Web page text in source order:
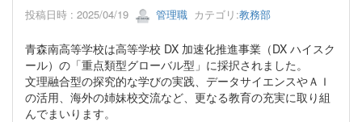
投稿日時 : 2025/04/19 管理職 カテゴリ:教務部
青森南高等学校は高等学校 DX 加速化推進事業（DX ハイスク
ール）の「重点類型グローバル型」に採択されました。
文理融合型の探究的な学びの実践、データサイエンスやＡＩ
の活用、海外の姉妹校交流など、更なる教育の充実に取り組
んでまいります。